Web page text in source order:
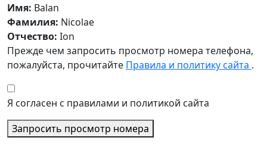
Имя: Balan
Фамилия: Nicolae
Отчество: Ion
Прежде чем запросить просмотр номера телефона,
пожалуйста, прочитайте Правила и политику сайта .
Я согласен с правилами и политикой сайта
Запросить просмотр номера